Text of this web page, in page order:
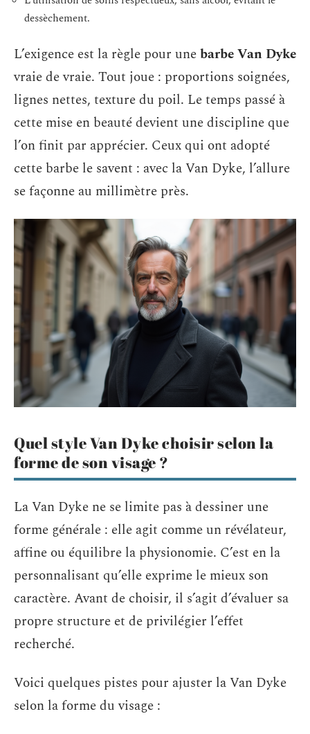
dessèchement.
L’exigence est la règle pour unebarbe Van Dyke
vraie de vraie. Tout joue : proportions soignées,
lignes nettes, texture du poil. Le temps passé à
cette mise en beauté devient une discipline que
l’on finit par apprécier. Ceux qui ont adopté
cette barbe le savent : avec la Van Dyke, l’allure
se façonne au millimètre près.
Quel style Van Dyke choisir selon la
forme de son visage ?
La Van Dyke ne se limite pas à dessiner une
forme générale : elle agit comme un révélateur,
affine ou équilibre la physionomie. C’est en la
personnalisant qu’elle exprime le mieux son
caractère. Avant de choisir, il s’agit d’évaluer sa
propre structure et de privilégier l’effet
recherché.
Voici quelques pistes pour ajuster la Van Dyke
selon la forme du visage :